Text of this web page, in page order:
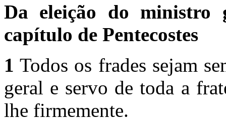
Da eleição do ministro
capítulo de Pentecostes
1 Todos os frades sejam
geral e servo de toda a
lhe firmemente.